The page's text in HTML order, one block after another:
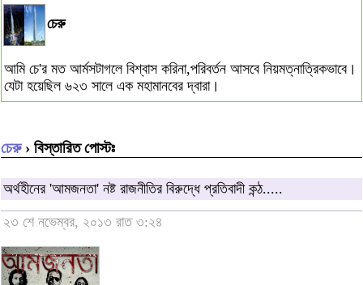
চেরু
আমি চে'র মত আর্মসটাগলে বিশ্বাস করিনা,পরিবর্তন আসবে নিয়মত্নাত্রিকভাবে।
যেটা হয়েছিল ৬২৩ সালে এক মহামানবের দ্বারা।
চেরু› বিস্তারিত পোস্টঃ
অর্থহীনের 'আমজনতা' নষ্ট রাজনীতির বিরুদ্ধে প্রতিবাদী কন্ঠ.....
২৩ শে নভেম্বর, ২০১৩ রাত ৩:২৪